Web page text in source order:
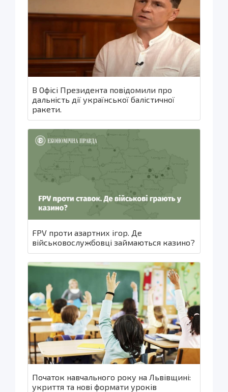
В Офісі Президента повідомили про
дальність дії української балістичної
ракети.
FPV проти азартних ігор. Де
військовослужбовці займаються казино?
Початок навчального року на Львівщині:
укриття та нові формати уроків